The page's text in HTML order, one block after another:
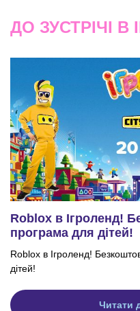
ДО ЗУСТРІЧІ В
Roblox в Ігроленд!
програма для дітей!
Roblox в Ігроленд!
дітей!
Читати